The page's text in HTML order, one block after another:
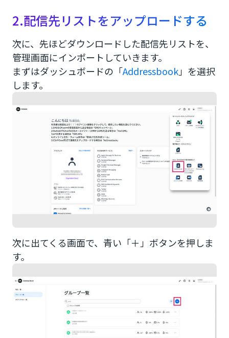
2.配信先リストをアップロードする
次に、先ほどダウンロードした配信先リストを、
管理画面にインポートしていきます。
まずはダッシュボードの「Addressbook」を選択
します。
次に出てくる画面で、青い「＋」ボタンを押しま
す。